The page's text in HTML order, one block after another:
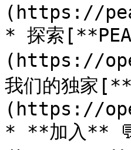
(https://
* 探索
(https://
我们的独家
(https://
* **加入**